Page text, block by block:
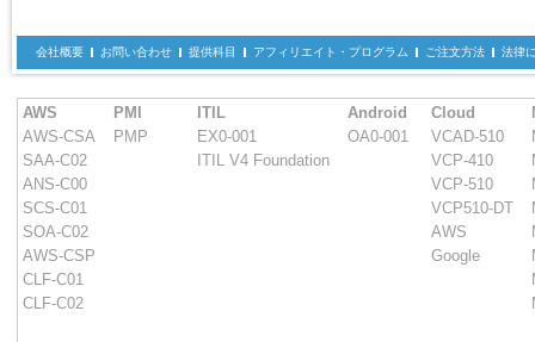
会社概要 お問い合わせ 提供科目 アフィリエイト・プログラム ご注文方法 法律
AWS
AWS-CSA
SAA-C02
ANS-C00
SCS-C01
SOA-C02
AWS-CSP
CLF-C01
CLF-C02
PMI
PMP
ITIL
EX0-001
ITIL V4 Foundation
Android
OA0-001
Cloud
VCAD-510
VCP-410
VCP-510
VCP510-DT
AWS
Google